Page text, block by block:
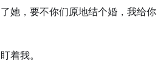
她，要不你们原地结个婚，我给你
着我。